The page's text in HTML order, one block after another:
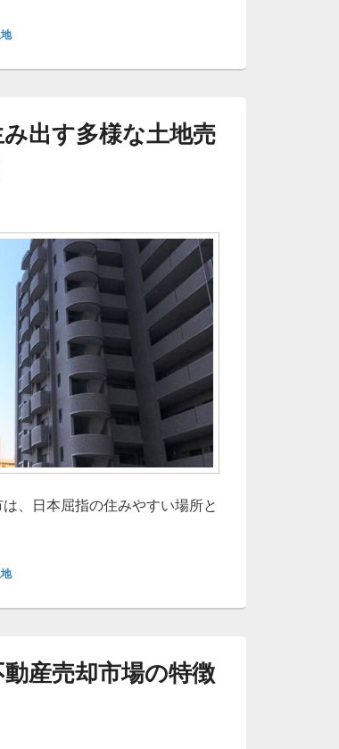
出す多様な土地売
、日本屈指の住みやすい場所と
と自然が生み出す多様な土地売却戦略と不動産市
産売却市場の特徴